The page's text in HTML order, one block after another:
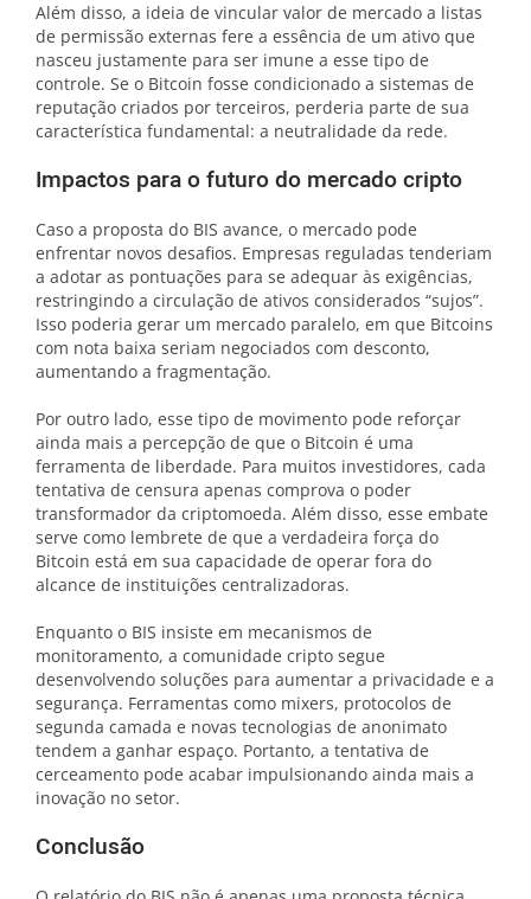
Além disso, a ideia de vincular valor de mercado a listas
de permissão externas fere a essência de um ativo que
nasceu justamente para ser imune a esse tipo de
controle. Se o Bitcoin fosse condicionado a sistemas de
reputação criados por terceiros, perderia parte de sua
característica fundamental: a neutralidade da rede.
Impactos para o futuro do mercado cripto
Caso a proposta do BIS avance, o mercado pode
enfrentar novos desafios. Empresas reguladas tenderiam
a adotar as pontuações para se adequar às exigências,
restringindo a circulação de ativos considerados “sujos”.
Isso poderia gerar um mercado paralelo, em que Bitcoins
com nota baixa seriam negociados com desconto,
aumentando a fragmentação.
Por outro lado, esse tipo de movimento pode reforçar
ainda mais a percepção de que o Bitcoin é uma
ferramenta de liberdade. Para muitos investidores, cada
tentativa de censura apenas comprova o poder
transformador da criptomoeda. Além disso, esse embate
serve como lembrete de que a verdadeira força do
Bitcoin está em sua capacidade de operar fora do
alcance de instituições centralizadoras.
Enquanto o BIS insiste em mecanismos de
monitoramento, a comunidade cripto segue
desenvolvendo soluções para aumentar a privacidade e a
segurança. Ferramentas como mixers, protocolos de
segunda camada e novas tecnologias de anonimato
tendem a ganhar espaço. Portanto, a tentativa de
cerceamento pode acabar impulsionando ainda mais a
inovação no setor.
Conclusão